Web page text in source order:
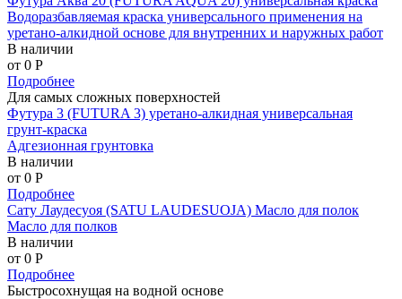
Водоразбавляемая краска универсального применения на
уретано-алкидной основе для внутренних и наружных работ
В наличии
от 0 P
Подробнее
Для самых сложных поверхностей
Футура 3 (FUTURA 3) уретано-алкидная универсальная
грунт-краска
Адгезионная грунтовка
В наличии
от 0 P
Подробнее
Сату Лаудесуоя (SATU LAUDESUOJA) Масло для полок
Масло для полков
В наличии
от 0 P
Подробнее
Быстросохнущая на водной основе